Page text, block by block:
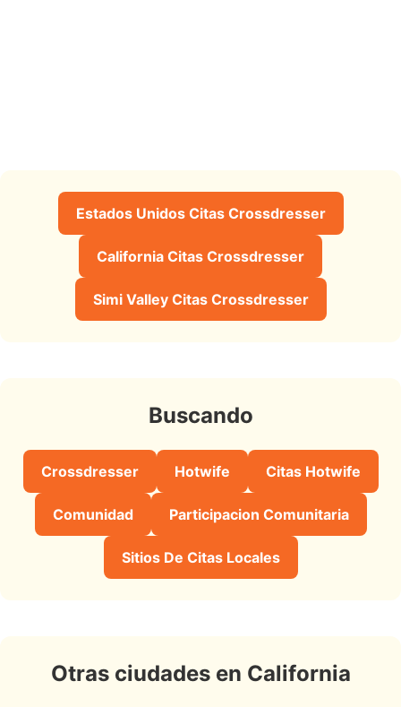
Estados Unidos Citas Crossdresser
California Citas Crossdresser
Simi Valley Citas Crossdresser
Buscando
Crossdresser Hotwife Citas Hotwife
Comunidad Participacion Comunitaria
Sitios De Citas Locales
Otras ciudades en California